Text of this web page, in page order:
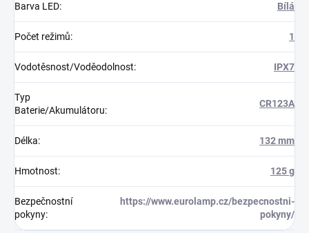
Barva LED: Bílá
Počet režimů: 1
Vodotěsnost/Voděodolnost: IPX7
Typ
Baterie/Akumulátoru:
CR123A
Délka: 132 mm
Hmotnost: 125 g
Bezpečnostní
pokyny:
https://www.eurolamp.cz/bezpecnostni-
pokyny/